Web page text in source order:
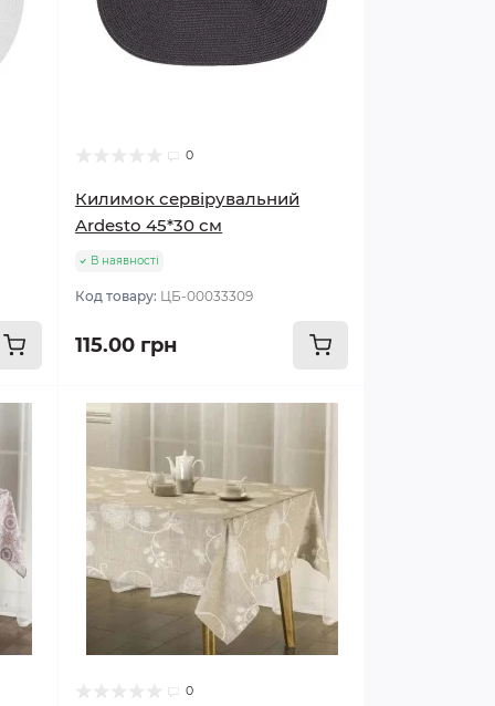
0
Килимок сервірувальний
Ardesto 45*30 см
В наявності
Код товару: ЦБ-00033309
115.00 грн
0